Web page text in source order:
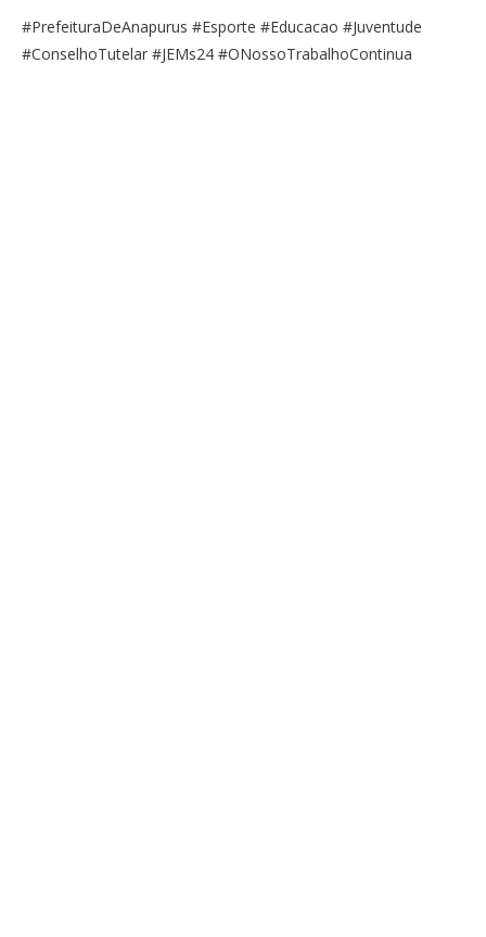
#PrefeituraDeAnapurus #Esporte #Educacao #Juventude
#ConselhoTutelar #JEMs24 #ONossoTrabalhoContinua